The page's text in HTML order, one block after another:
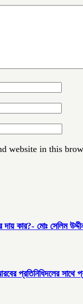
website in this
কার?- মোঃ সেলিম
প্রতিনিধিদলের সাথে